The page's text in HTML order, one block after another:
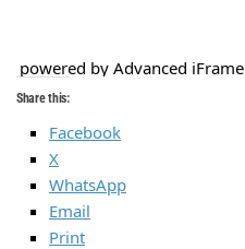
powered by Advanced iFrame
Share this:
Facebook
X
WhatsApp
Email
Print